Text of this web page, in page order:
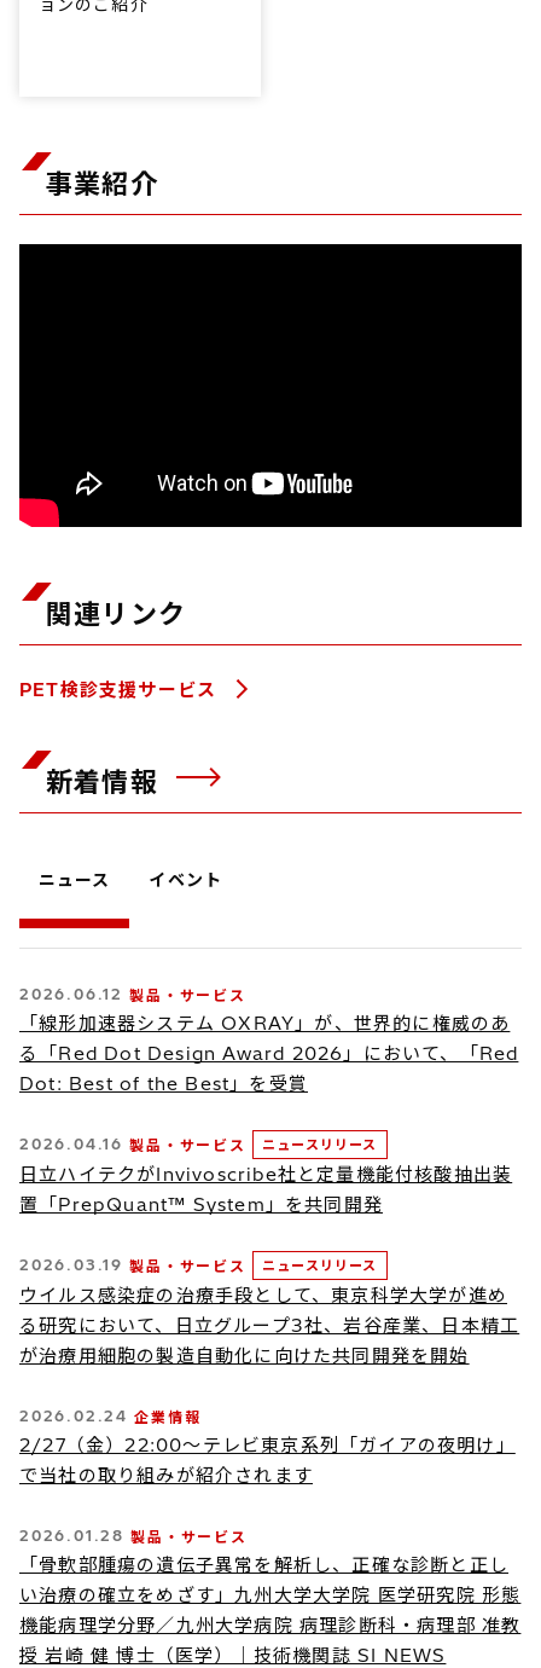
ョンのご紹介
事業紹介
関連リンク
PET検診支援サービス
新着情報
ニュース イベント
2026.06.12 製品・サービス
「線形加速器システム OXRAY」が、世界的に権威のあ
る「Red Dot Design Award 2026」において、「Red
Dot: Best of the Best」を受賞
2026.04.16 製品・サービス ニュースリリース
日立ハイテクがInvivoscribe社と定量機能付核酸抽出装
置「PrepQuant™ System」を共同開発
2026.03.19 製品・サービス ニュースリリース
ウイルス感染症の治療手段として、東京科学大学が進め
る研究において、日立グループ3社、岩谷産業、日本精工
が治療用細胞の製造自動化に向けた共同開発を開始
2026.02.24 企業情報
2/27（金）22:00～テレビ東京系列「ガイアの夜明け」
で当社の取り組みが紹介されます
2026.01.28 製品・サービス
「骨軟部腫瘍の遺伝子異常を解析し、正確な診断と正し
い治療の確立をめざす」九州大学大学院 医学研究院 形態
機能病理学分野／九州大学病院 病理診断科・病理部 准教
授 岩崎 健 博士（医学）｜技術機関誌 SI NEWS